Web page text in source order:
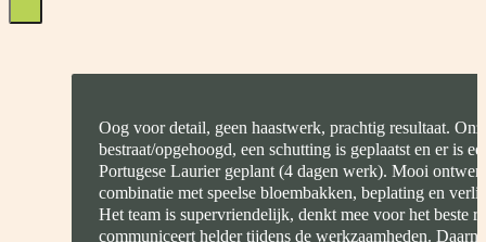
Oog voor detail, geen haastwerk, prachtig resultaat.
bestraat/opgehoogd, een schutting is geplaatst en er is
Portugese Laurier geplant (4 dagen werk). Mooi
combinatie met speelse bloembakken, beplating en
Het team is supervriendelijk, denkt mee voor het beste
communiceert helder tijdens de werkzaamheden.